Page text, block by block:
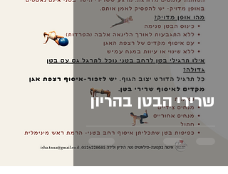
שרירי הבטן בהריון